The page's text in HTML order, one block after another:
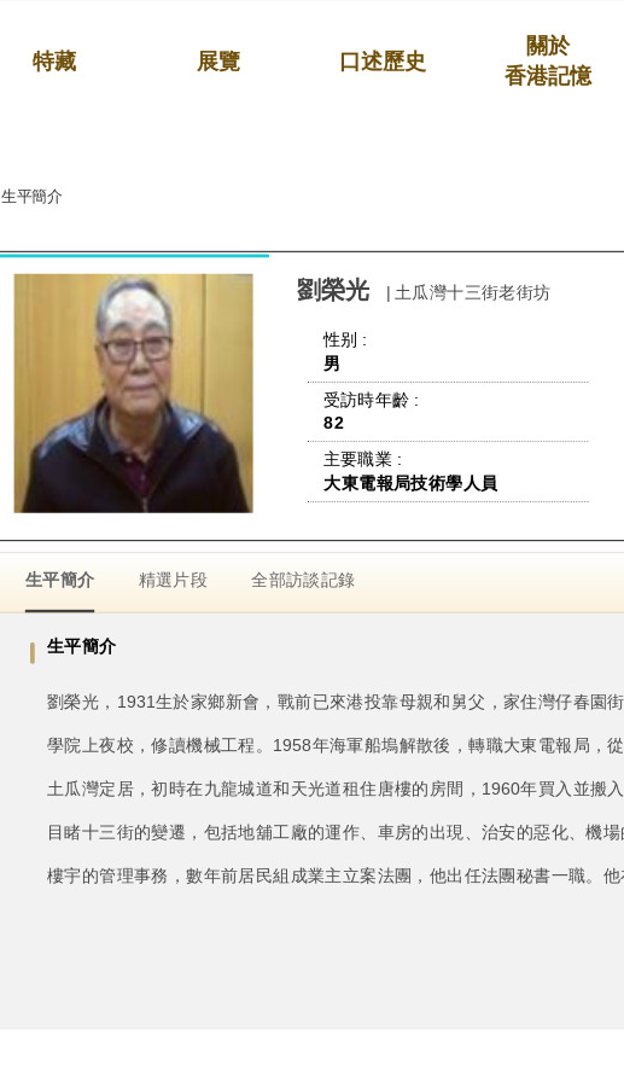
特藏 展覽 口述歷史
關於
香港記憶
生平簡介
劉榮光 | 土瓜灣十三街老街坊
性别 :
男
受訪時年齡 :
82
主要職業 :
大東電報局技術學人員
生平簡介 精選片段 全部訪談記錄
生平簡介
劉榮光，1931生於家鄉新會，戰前已來港投靠母親和舅父，家住灣仔春園
學院上夜校，修讀機械工程。1958年海軍船塢解散後，轉職大東電報局，
土瓜灣定居，初時在九龍城道和天光道租住唐樓的房間，1960年買入並搬
目睹十三街的變遷，包括地舖工廠的運作、車房的出現、治安的惡化、機
樓宇的管理事務，數年前居民組成業主立案法團，他出任法團秘書一職。他